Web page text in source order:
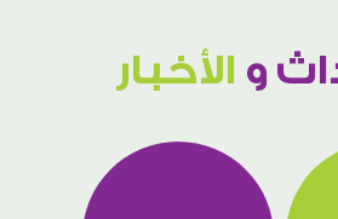
و الأخبار